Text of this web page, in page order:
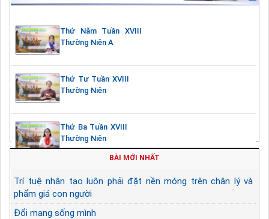
Thứ Năm Tuần XVIII
Thường Niên A
Thứ Tư Tuần XVIII
Thường Niên
Thứ Ba Tuần XVIII
Thường Niên
BÀI MỚI NHẤT
Trí tuệ nhân tạo luôn phải đặt nền móng trên chân lý và
phẩm giá con người
Đổi mạng sống mình